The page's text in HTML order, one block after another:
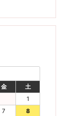
金
土
1
7
8